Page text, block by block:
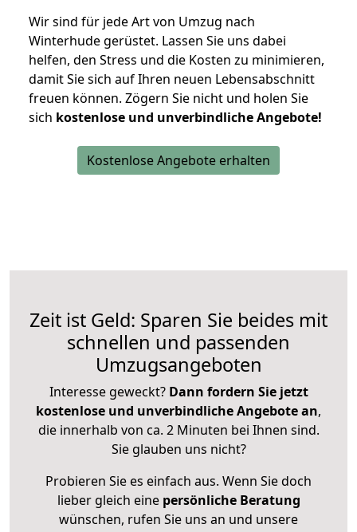
Wir sind für jede Art von Umzug nach
Winterhude gerüstet. Lassen Sie uns dabei
helfen, den Stress und die Kosten zu minimieren,
damit Sie sich auf Ihren neuen Lebensabschnitt
freuen können. Zögern Sie nicht und holen Sie
sich kostenlose und unverbindliche Angebote!
Kostenlose Angebote erhalten
Zeit ist Geld: Sparen Sie beides mit
schnellen und passenden
Umzugsangeboten
Interesse geweckt? Dann fordern Sie jetzt
kostenlose und unverbindliche Angebote an,
die innerhalb von ca. 2 Minuten bei Ihnen sind.
Sie glauben uns nicht?
Probieren Sie es einfach aus. Wenn Sie doch
lieber gleich eine persönliche Beratung
wünschen, rufen Sie uns an und unsere